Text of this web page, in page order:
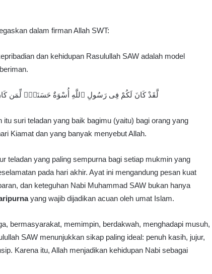
dalam firman Allah SWT:
dan kehidupan Rasulullah SAW adalah model
لَّقَدْ كَانَ لَكُمْ فِى رَسُولِ ٱللَّهِ أُسْوَةٌ حَسَنَةٌۭ لِّمَن
suri teladan yang baik bagimu (yaitu) bagi orang yang
Kiamat dan yang banyak menyebut Allah.
teladan yang paling sempurna bagi setiap mukmin yang
pada hari akhir. Ayat ini mengandung pesan kuat
dan keteguhan Nabi Muhammad SAW bukan hanya
yang wajib dijadikan acuan oleh umat Islam.
bermasyarakat, memimpin, berdakwah, menghadapi musuh,
SAW menunjukkan sikap paling ideal: penuh kasih, jujur,
Karena itu, Allah menjadikan kehidupan Nabi sebagai